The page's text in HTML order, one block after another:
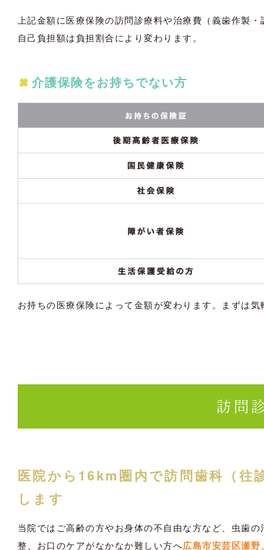
上記金額に医療保険の訪問診療料や治療費（義歯作製
自己負担額は負担割合により変わります。
介護保険をお持ちでない方
お持ちの医療保険によって金額が変わります。まずは
訪問
医院から16km圏内で訪問歯科（往
します
当院ではご高齢の方やお身体の不自由な方など、虫歯
整、お口のケアがなかなか難しい方へ広島市安芸区瀬